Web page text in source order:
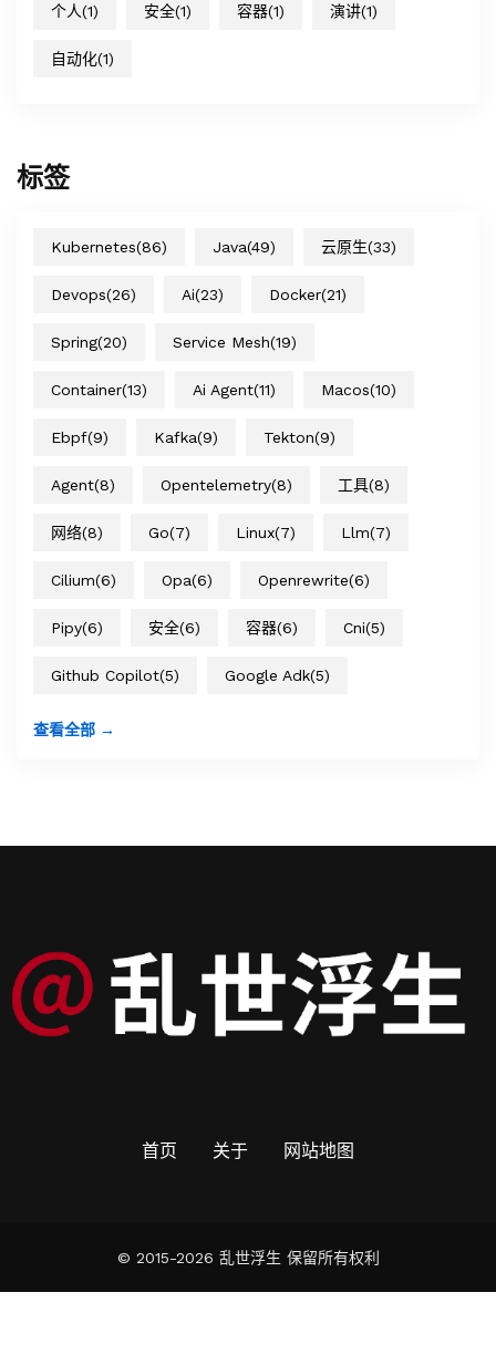
个人(1) 安全(1) 容器(1) 演讲(1)
自动化(1)
标签
Kubernetes(86) Java(49) 云原生(33)
Devops(26) Ai(23) Docker(21)
Spring(20) Service Mesh(19)
Container(13) Ai Agent(11) Macos(10)
Ebpf(9) Kafka(9) Tekton(9)
Agent(8) Opentelemetry(8) 工具(8)
网络(8) Go(7) Linux(7) Llm(7)
Cilium(6) Opa(6) Openrewrite(6)
Pipy(6) 安全(6) 容器(6) Cni(5)
Github Copilot(5) Google Adk(5)
查看全部 →
首页 关于 网站地图
© 2015-2026 乱世浮生 保留所有权利